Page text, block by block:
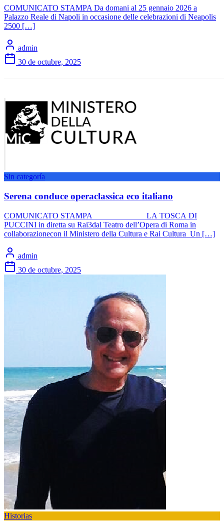
COMUNICATO STAMPA Da domani al 25 gennaio 2026 a
Palazzo Reale di Napoli in occasione delle celebrazioni di Neapolis
2500 […]
admin
30 de octubre, 2025
Sin categoría
Serena conduce operaclassica eco italiano
COMUNICATO STAMPA LA TOSCA DI
PUCCINI in diretta su Rai3dal Teatro dell’Opera di Roma in
collaborazionecon il Ministero della Cultura e Rai Cultura Un […]
admin
30 de octubre, 2025
Historias